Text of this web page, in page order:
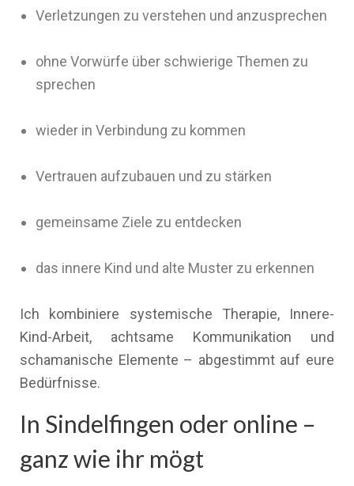
Verletzungen zu verstehen und anzusprechen
ohne Vorwürfe über schwierige Themen zu
sprechen
wieder in Verbindung zu kommen
Vertrauen aufzubauen und zu stärken
gemeinsame Ziele zu entdecken
das innere Kind und alte Muster zu erkennen
Ich kombiniere systemische Therapie, Innere-
Kind-Arbeit, achtsame Kommunikation und
schamanische Elemente – abgestimmt auf eure
Bedürfnisse.
In Sindelfingen oder online –
ganz wie ihr mögt